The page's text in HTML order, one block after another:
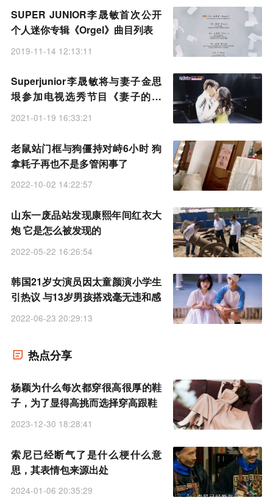
SUPER JUNIOR李晟敏首次公开
个人迷你专辑《Orgel》曲目列表
2019-11-14 12:13:11
Superjunior李晟敏将与妻子金思
垠参加电视选秀节目《妻子的味
道》
2021-01-19 16:33:21
老鼠站门框与狗僵持对峙6小时 狗
拿耗子再也不是多管闲事了
2022-10-02 14:22:57
山东一废品站发现康熙年间红衣大
炮 它是怎么被发现的
2022-05-22 16:26:54
韩国21岁女演员因太童颜演小学生
引热议 与13岁男孩搭戏毫无违和感
2022-06-23 20:29:13
热点分享
杨颖为什么每次都穿很高很厚的鞋
子，为了显得高挑而选择穿高跟鞋
2023-12-30 18:28:41
索尼已经断气了是什么梗什么意
思，其表情包来源出处
2024-01-06 20:35:29